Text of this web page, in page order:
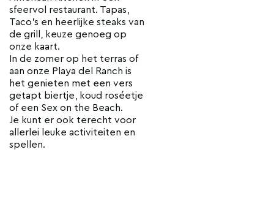
sfeervol restaurant. Tapas,
Taco's en heerlijke steaks van
de grill, keuze genoeg op
onze kaart.
In de zomer op het terras of
aan onze Playa del Ranch is
het genieten met een vers
getapt biertje, koud roséetje
of een Sex on the Beach.
Je kunt er ook terecht voor
allerlei leuke activiteiten en
spellen.